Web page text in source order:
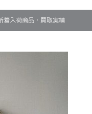
着入荷商品・買取実績